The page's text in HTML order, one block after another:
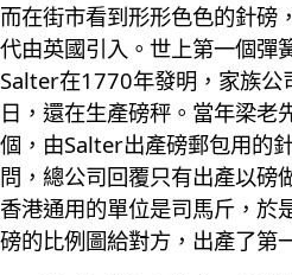
而在街市看到形形色色的針磅
代由英國引入。世上第一個彈
Salter在1770年發明，家族
日，還在生產磅秤。當年梁老
個，由Salter出產磅郵包用的
問，總公司回覆只有出產以磅
香港通用的單位是司馬斤，於
磅的比例圖給對方，出產了第